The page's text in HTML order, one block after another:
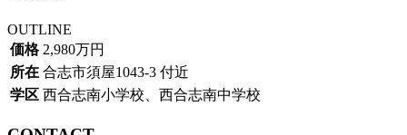
OUTLINE
価格 2,980万円
所在 合志市須屋1043-3 付近
学区 西合志南小学校、西合志南中学校